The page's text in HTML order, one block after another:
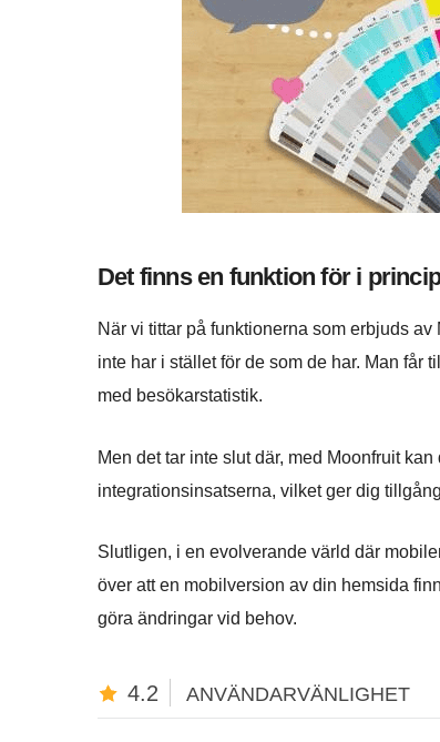
Det finns en funktion för i
När vi tittar på funktionerna som erbjuds
inte har i stället för de som de har. Man får
med besökarstatistik.
Men det tar inte slut där, med Moonfruit
integrationsinsatserna, vilket ger dig
Slutligen, i en evolverande värld där
över att en mobilversion av din hemsida
göra ändringar vid behov.
4.2 ANVÄNDARVÄNLIGHET